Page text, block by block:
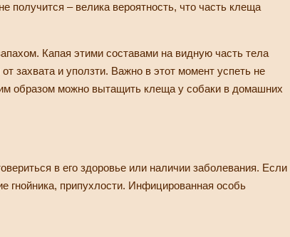
получится – велика вероятность, что часть клеща
Капая этими составами на видную часть тела
захвата и уползти. Важно в этот момент успеть не
образом можно вытащить клеща у собаки в домашних
в его здоровье или наличии заболевания. Если
гнойника, припухлости. Инфицированная особь